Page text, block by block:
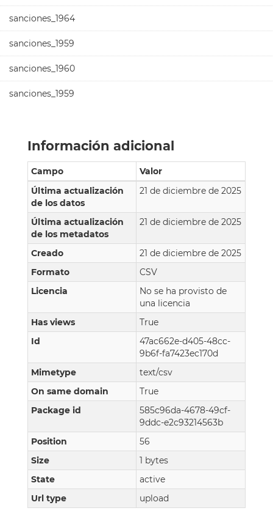
sanciones_1964
sanciones_1959
sanciones_1960
sanciones_1959
Información adicional
Campo
Valor
Última actualización
de los datos
21 de diciembre de 2025
Última actualización
de los metadatos
21 de diciembre de 2025
Creado
21 de diciembre de 2025
Formato
CSV
Licencia
No se ha provisto de
una licencia
Has views
True
Id
47ac662e-d405-48cc-
9b6f-fa7423ec170d
Mimetype
text/csv
On same domain
True
Package id
585c96da-4678-49cf-
9ddc-e2c93214563b
Position
56
Size
1 bytes
State
active
Url type
upload